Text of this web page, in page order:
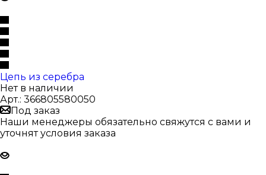
Цепь из серебра
Нет в наличии
Арт.: 366805580050
Под заказ
Наши менеджеры обязательно свяжутся с вами и
уточнят условия заказа